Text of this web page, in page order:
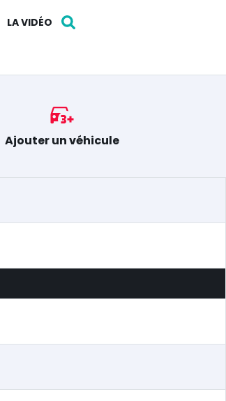
LA VIDÉO
Ajouter un véhicule